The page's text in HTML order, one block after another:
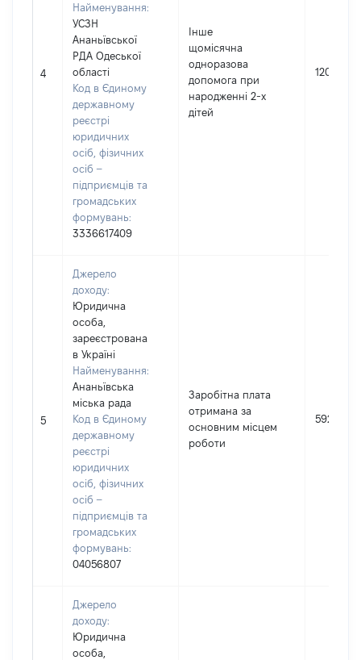
4
Найменування:
УСЗН
Ананьївської
РДА Одеської
області
Код в Єдиному
державному
реєстрі
юридичних
осіб, фізичних
осіб –
підприємців та
громадських
формувань:
3336617409
Інше
щомісячна
одноразова
допомога при
народженні 2-х
дітей
12040
5
Джерело
доходу:
Юридична
особа,
зареєстрована
в Україні
Найменування:
Ананьївська
міська рада
Код в Єдиному
державному
реєстрі
юридичних
осіб, фізичних
осіб –
підприємців та
громадських
формувань:
04056807
Заробітна плата
отримана за
основним місцем
роботи
5928
Джерело
доходу:
Юридична
особа,